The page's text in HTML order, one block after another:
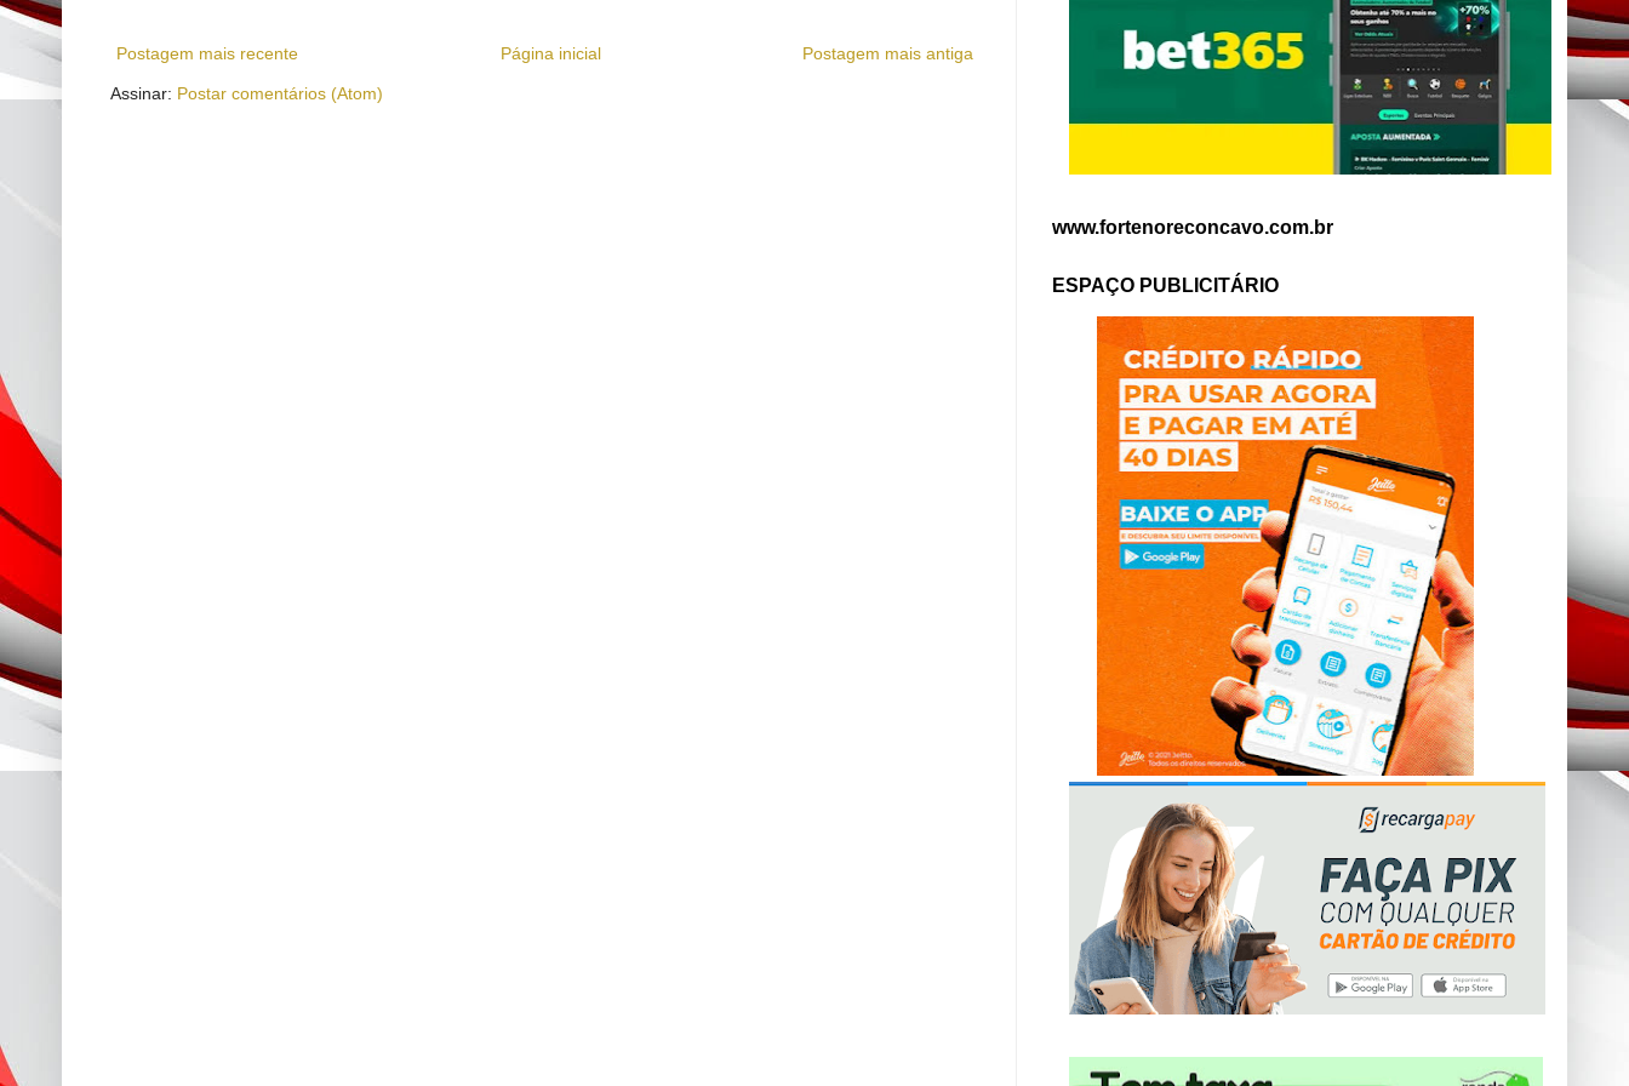
Postagem mais recente Postagem mais antiga
Página inicial
Assinar: Postar comentários (Atom)
www.fortenoreconcavo.com.br
ESPAÇO PUBLICITÁRIO